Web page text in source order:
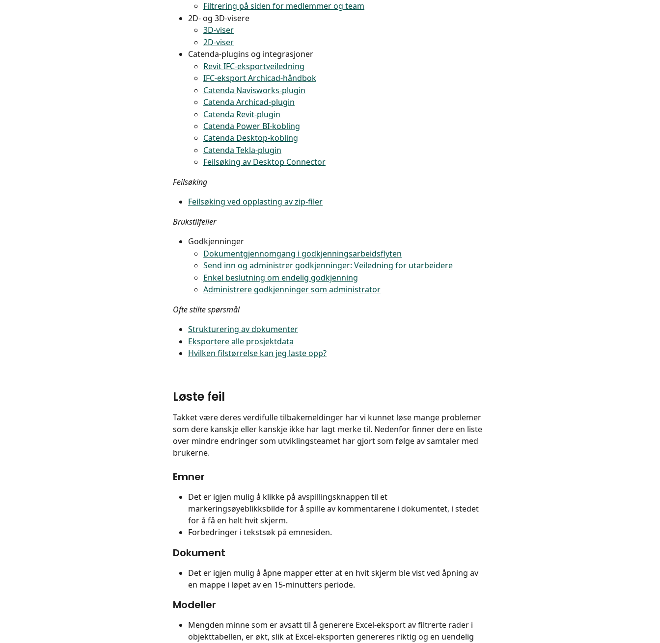
Filtrering på siden for medlemmer og team
2D- og 3D-visere
3D-viser
2D-viser
Catenda-plugins og integrasjoner
Revit IFC-eksportveiledning
IFC-eksport Archicad-håndbok
Catenda Navisworks-plugin
Catenda Archicad-plugin
Catenda Revit-plugin
Catenda Power BI-kobling
Catenda Desktop-kobling
Catenda Tekla-plugin
Feilsøking av Desktop Connector
Feilsøking
Feilsøking ved opplasting av zip-filer
Brukstilfeller
Godkjenninger
Dokumentgjennomgang i godkjenningsarbeidsflyten
Send inn og administrer godkjenninger: Veiledning for utarbeidere
Enkel beslutning om endelig godkjenning
Administrere godkjenninger som administrator
Ofte stilte spørsmål
Strukturering av dokumenter
Eksportere alle prosjektdata
Hvilken filstørrelse kan jeg laste opp?
Løste feil
Takket være deres verdifulle tilbakemeldinger har vi kunnet løse mange problemer
som dere kanskje eller kanskje ikke har lagt merke til. Nedenfor finner dere en liste
over mindre endringer som utviklingsteamet har gjort som følge av samtaler med
brukerne.
Emner
Det er igjen mulig å klikke på avspillingsknappen til et
markeringsøyeblikksbilde for å spille av kommentarene i dokumentet, i stedet
for å få en helt hvit skjerm.
Forbedringer i tekstsøk på emnesiden.
Dokument
Det er igjen mulig å åpne mapper etter at en hvit skjerm ble vist ved åpning av
en mappe i løpet av en 15-minutters periode.
Modeller
Mengden minne som er avsatt til å generere Excel-eksport av filtrerte rader i
objekttabellen, er økt, slik at Excel-eksporten genereres riktig og en uendelig